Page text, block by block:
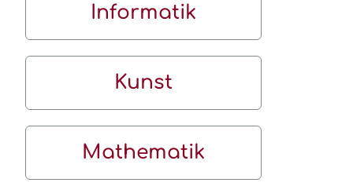
Informatik
Kunst
Mathematik